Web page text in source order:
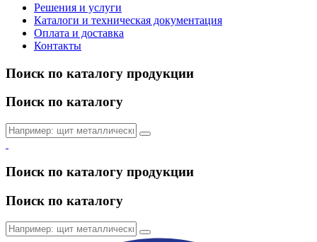
Решения и услуги
Каталоги и техническая документация
Оплата и доставка
Контакты
Поиск по каталогу продукции
Поиск по каталогу
Поиск по каталогу продукции
Поиск по каталогу